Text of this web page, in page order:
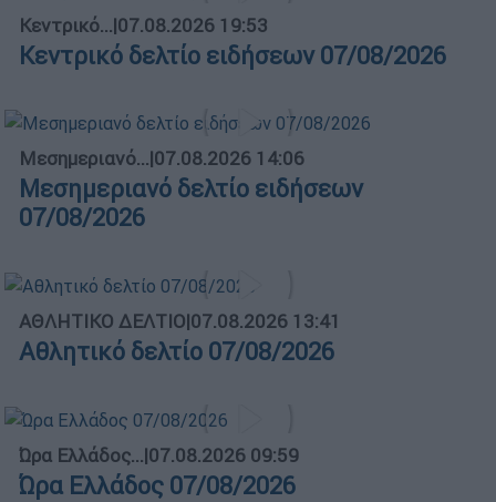
Κεντρικό...|07.08.2026 19:53
Κεντρικό δελτίο ειδήσεων 07/08/2026
Μεσημεριανό...|07.08.2026 14:06
Μεσημεριανό δελτίο ειδήσεων
07/08/2026
ΑΘΛΗΤΙΚΟ ΔΕΛΤΙΟ|07.08.2026 13:41
Αθλητικό δελτίο 07/08/2026
Ώρα Ελλάδος...|07.08.2026 09:59
Ώρα Ελλάδος 07/08/2026